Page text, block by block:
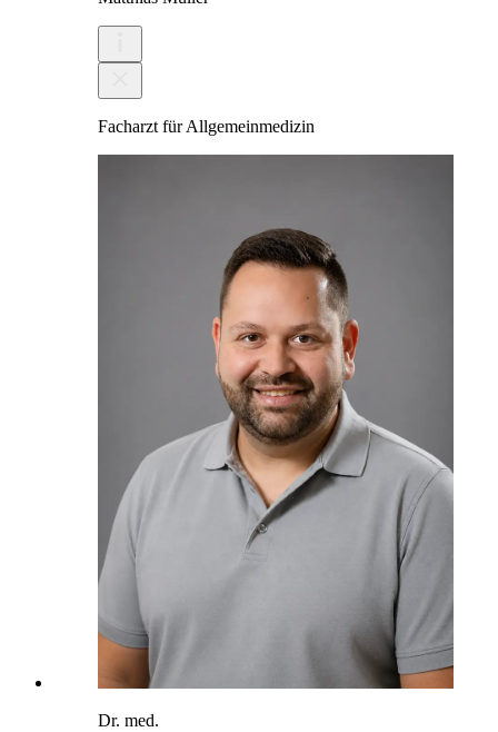
Facharzt für Allgemeinmedizin
Dr. med.